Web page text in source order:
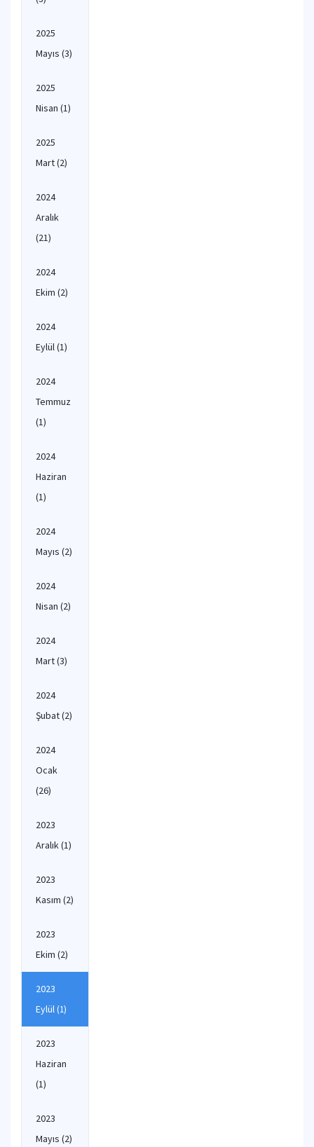
2025
Mayıs (3)
2025
Nisan (1)
2025
Mart(2)
2024
Aralık
(21)
2024
Ekim (2)
2024
Eylül(1)
2024
Temmuz
(1)
2024
Haziran
(1)
2024
Mayıs (2)
2024
Nisan (2)
2024
Mart(3)
2024
Şubat(2)
2024
Ocak
(26)
2023
Aralık(1)
2023
Kasım (2)
2023
Ekim (2)
2023
Eylül (1)
2023
Haziran
(1)
2023
Mayıs (2)